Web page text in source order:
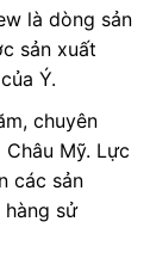
là dòng sản
sản xuất
Ý.
chuyên
Mỹ. Lực
các sản
sử